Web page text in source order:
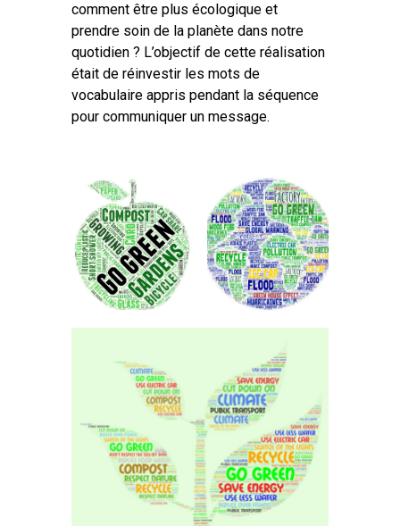
comment être plus écologique et
prendre soin de la planète dans notre
quotidien ? L’objectif de cette réalisation
était de réinvestir les mots de
vocabulaire appris pendant la séquence
pour communiquer un message.